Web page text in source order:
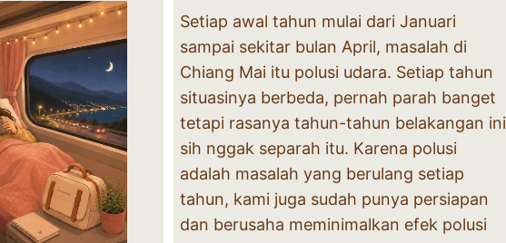
Setiap awal tahun mulai dari Januari
sampai sekitar bulan April, masalah di
Chiang Mai itu polusi udara. Setiap tahun
situasinya berbeda, pernah parah banget
tetapi rasanya tahun-tahun belakangan ini
sih nggak separah itu. Karena polusi
adalah masalah yang berulang setiap
tahun, kami juga sudah punya persiapan
dan berusaha meminimalkan efek polusi